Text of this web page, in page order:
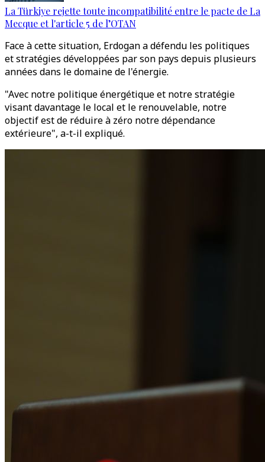
La Türkiye rejette toute incompatibilité entre le pacte de La
Mecque et l'article 5 de l’OTAN
Face à cette situation, Erdogan a défendu les politiques
et stratégies développées par son pays depuis plusieurs
années dans le domaine de l'énergie.
"Avec notre politique énergétique et notre stratégie
visant davantage le local et le renouvelable, notre
objectif est de réduire à zéro notre dépendance
extérieure", a-t-il expliqué.